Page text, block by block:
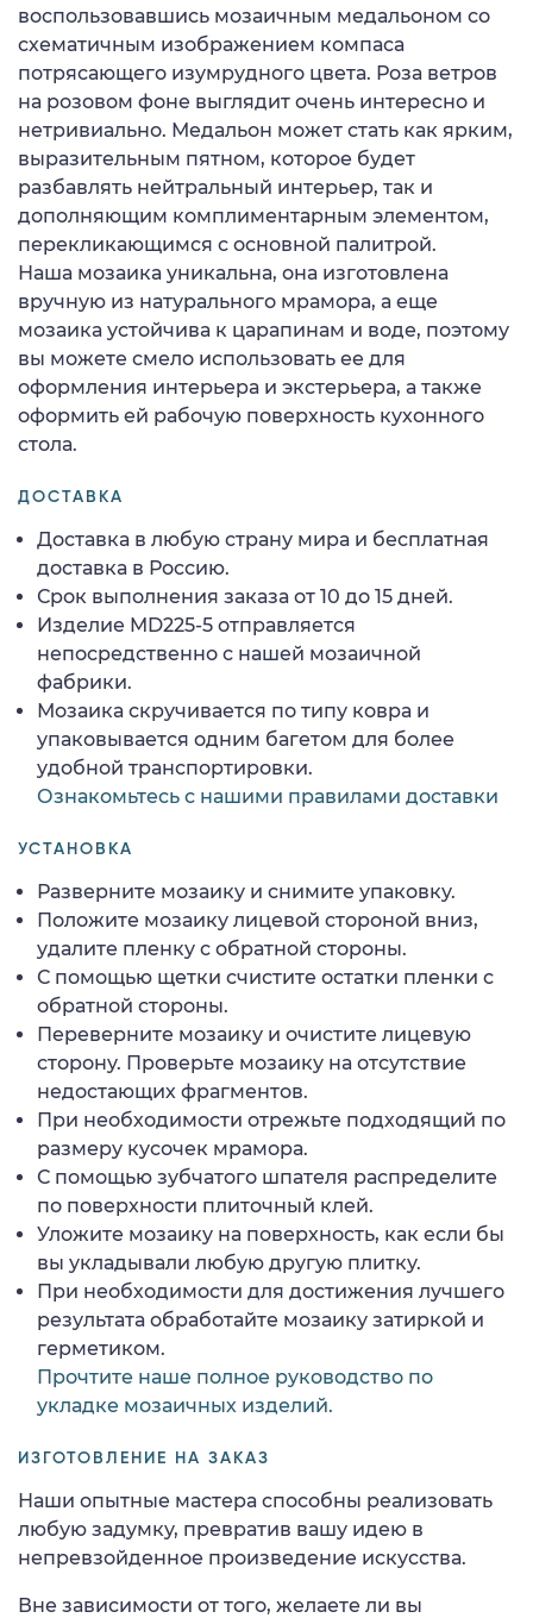
воспользовавшись мозаичным медальоном со
схематичным изображением компаса
потрясающего изумрудного цвета. Роза ветров
на розовом фоне выглядит очень интересно и
нетривиально. Медальон может стать как ярким,
выразительным пятном, которое будет
разбавлять нейтральный интерьер, так и
дополняющим комплиментарным элементом,
перекликающимся с основной палитрой.
Наша мозаика уникальна, она изготовлена
вручную из натурального мрамора, а еще
мозаика устойчива к царапинам и воде, поэтому
вы можете смело использовать ее для
оформления интерьера и экстерьера, а также
оформить ей рабочую поверхность кухонного
стола.
ДОСТАВКА
Доставка в любую страну мира и бесплатная
доставка в Россию.
Срок выполнения заказа от 10 до 15 дней.
Изделие MD225-5 отправляется
непосредственно с нашей мозаичной
фабрики.
Мозаика скручивается по типу ковра и
упаковывается одним багетом для более
удобной транспортировки.
Ознакомьтесь с нашими правилами доставки
УСТАНОВКА
Разверните мозаику и снимите упаковку.
Положите мозаику лицевой стороной вниз,
удалите пленку с обратной стороны.
С помощью щетки счистите остатки пленки с
обратной стороны.
Переверните мозаику и очистите лицевую
сторону. Проверьте мозаику на отсутствие
недостающих фрагментов.
При необходимости отрежьте подходящий по
размеру кусочек мрамора.
С помощью зубчатого шпателя распределите
по поверхности плиточный клей.
Уложите мозаику на поверхность, как если бы
вы укладывали любую другую плитку.
При необходимости для достижения лучшего
результата обработайте мозаику затиркой и
герметиком.
Прочтите наше полное руководство по
укладке мозаичных изделий.
ИЗГОТОВЛЕНИЕ НА ЗАКАЗ
Наши опытные мастера способны реализовать
любую задумку, превратив вашу идею в
непревзойденное произведение искусства.
Вне зависимости от того, желаете ли вы